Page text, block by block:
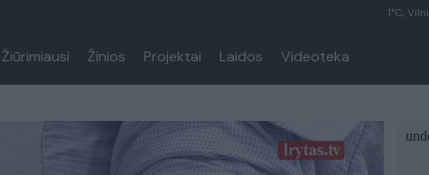
1°C,
Žiūrimiausi Žinios Projektai Laidos Videoteka